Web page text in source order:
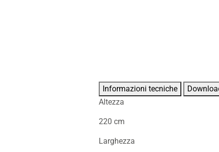
Informazioni tecniche
Altezza
220 cm
Larghezza